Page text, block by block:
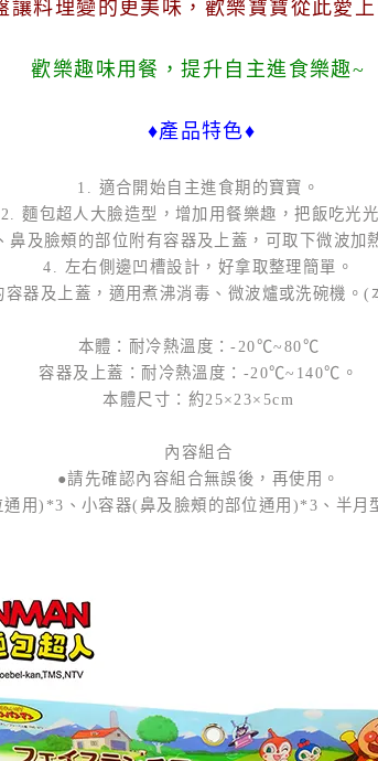
讓料理變的更美味，歡樂寶寶從此愛
歡樂趣味用餐，提升自主進食樂趣~
♦產品特色♦
1. 適合開始自主進食期的寶寶。
2. 麵包超人大臉造型，增加用餐樂趣，把飯吃光
鼻及臉頰的部位附有容器及上蓋，可取下微波加
4. 左右側邊凹槽設計，好拿取整理簡單。
容器及上蓋，適用煮沸消毒、微波爐或洗碗機。(
本體：耐冷熱溫度：-20℃~80℃
容器及上蓋：耐冷熱溫度：-20℃~140℃。
本體尺寸：約25×23×5cm
內容組合
●請先確認內容組合無誤後，再使用。
用)*3、小容器(鼻及臉頰的部位通用)*3、半